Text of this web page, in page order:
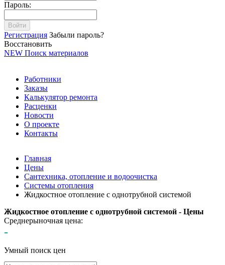
Пароль:
Войти
Регистрация Забыли пароль?
Восстановить
NEW Поиск материалов
Работники
Заказы
Калькулятор ремонта
Расценки
Новости
О проекте
Контакты
Главная
Цены
Сантехника, отопление и водоочистка
Системы отопления
Жидкостное отопление с однотрубной системой
Жидкостное отопление с однотрубной системой - Цены
Среднерыночная цена:
-
Умный поиск цен